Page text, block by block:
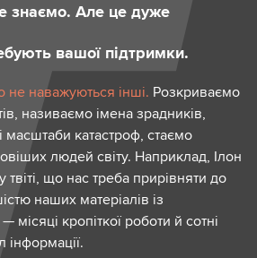
знаємо. Але це дуже
вашої підтримки.
наважуються інші. Розкриваємо
називаємо імена зрадників,
масштаби катастроф, стаємо
людей світу. Наприклад, Ілон
що нас треба прирівняти до
наших матеріалів із
місяці кропіткої роботи й сотні